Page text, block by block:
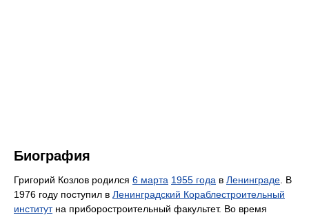
Биография
Григорий Козлов родился 6 марта 1955 года в Ленинграде . В
1976 году поступил в Ленинградский Кораблестроительный
институтна приборостроительный факультет. Во время